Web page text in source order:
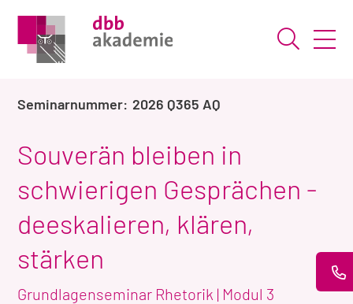
Suche
2026 Q365 AQ
Souverän bleiben in
schwierigen Gesprächen -
deeskalieren, klären,
stärken
Grundlagenseminar Rhetorik | Modul 3